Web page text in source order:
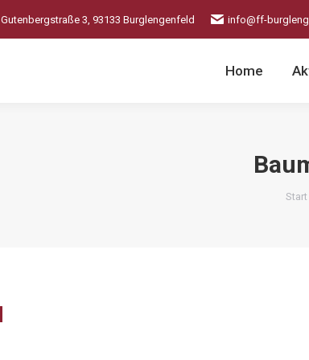
Gutenbergstraße 3, 93133 Burglengenfeld info@ff-
Home
Sie
Start